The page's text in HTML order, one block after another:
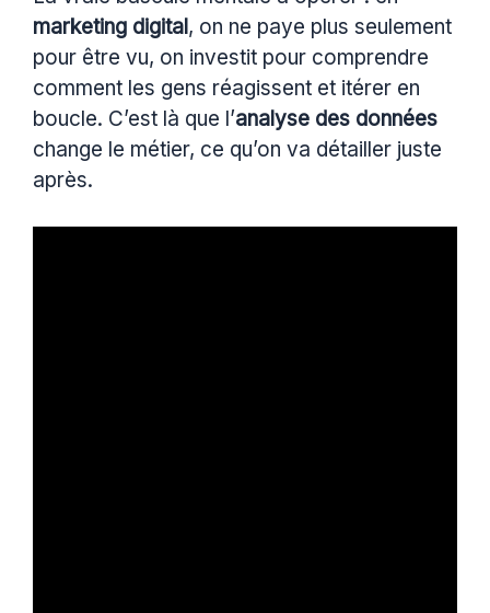
marketing digital, on ne paye plus seulement
pour être vu, on investit pour comprendre
comment les gens réagissent et itérer en
boucle. C’est là que l’analyse des données
change le métier, ce qu’on va détailler juste
après.